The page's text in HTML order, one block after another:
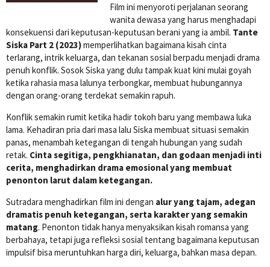
Film ini menyoroti perjalanan seorang
wanita dewasa yang harus menghadapi
konsekuensi dari keputusan-keputusan berani yang ia ambil. Tante
Siska Part 2 (2023)memperlihatkan bagaimana kisah cinta
terlarang, intrik keluarga, dan tekanan sosial berpadu menjadi drama
penuh konflik. Sosok Siska yang dulu tampak kuat kini mulai goyah
ketika rahasia masa lalunya terbongkar, membuat hubungannya
dengan orang-orang terdekat semakin rapuh.
Konflik semakin rumit ketika hadir tokoh baru yang membawa luka
lama. Kehadiran pria dari masa lalu Siska membuat situasi semakin
panas, menambah ketegangan di tengah hubungan yang sudah
retak. Cinta segitiga, pengkhianatan, dan godaan menjadi inti
cerita, menghadirkan drama emosional yang membuat
penonton larut dalam ketegangan.
Sutradara menghadirkan film ini dengan alur yang tajam, adegan
dramatis penuh ketegangan, serta karakter yang semakin
matang. Penonton tidak hanya menyaksikan kisah romansa yang
berbahaya, tetapi juga refleksi sosial tentang bagaimana keputusan
impulsif bisa meruntuhkan harga diri, keluarga, bahkan masa depan.